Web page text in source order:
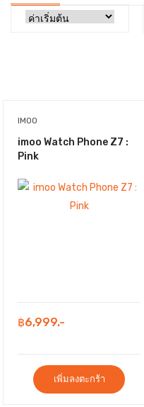
IMOO
imoo Watch Phone Z7 :
Pink
฿6,999.-
เพิ่มลงตะกร้า